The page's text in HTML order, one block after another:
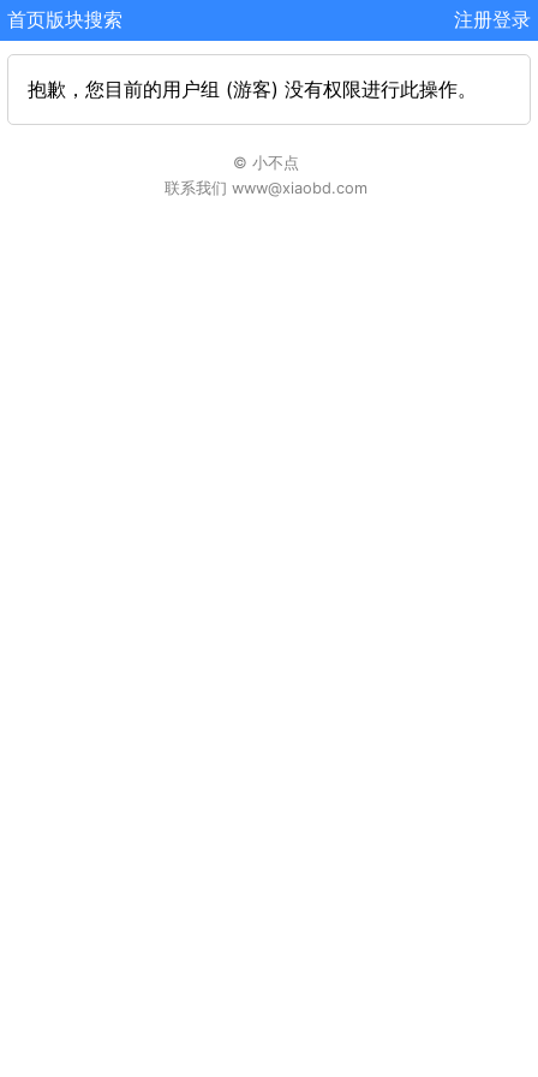
首页版块搜索 注册登录
抱歉，您目前的用户组 (游客) 没有权限进行此操作。
© 小不点
联系我们 www@xiaobd.com